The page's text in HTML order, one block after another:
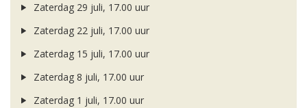
Zaterdag 29 juli, 17.00 uur
Zaterdag 22 juli, 17.00 uur
Zaterdag 15 juli, 17.00 uur
Zaterdag 8 juli, 17.00 uur
Zaterdag 1 juli, 17.00 uur